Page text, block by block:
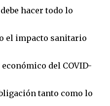
hacer todo lo
el impacto sanitario
del COVID-
tanto como lo